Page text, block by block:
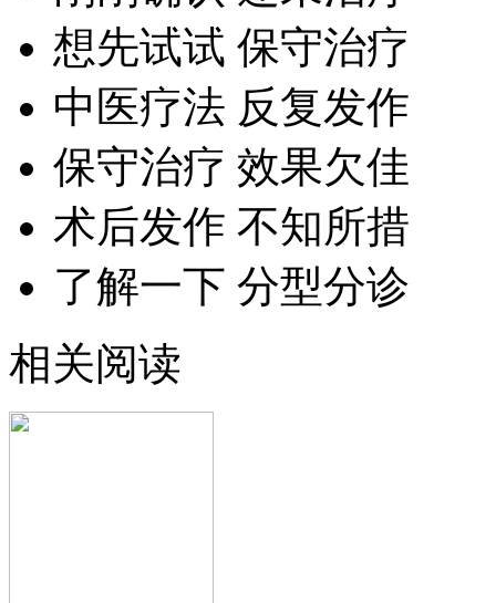
想先试试 保守治疗
中医疗法 反复发作
保守治疗 效果欠佳
术后发作 不知所措
了解一下 分型分诊
相关阅读